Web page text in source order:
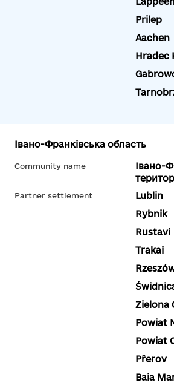
Prilep
Aachen
Hradec
Івано-Франківська область
Community name
Івано-
Partner settlement
Lublin
Rybnik
Rustavi
Trakai
Zielona
Powiat
Powiat
Přerov
Baia